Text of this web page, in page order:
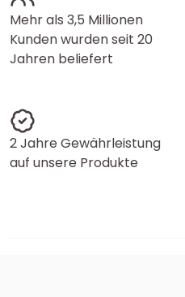
Mehr als 3,5 Millionen
Kunden wurden seit 20
Jahren beliefert
2 Jahre Gewährleistung
auf unsere Produkte